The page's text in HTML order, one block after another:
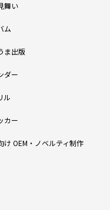
舞い
ム
ま出版
ダー
ル
カー
け OEM・ノベルティ制作